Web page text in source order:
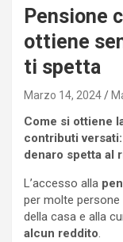
Pensione
ottiene
ti spetta
Marzo 14, 2024
Come si ottiene
contributi
denaro spetta al
L’accesso alla
per molte persone
della casa e alla
alcun reddito.